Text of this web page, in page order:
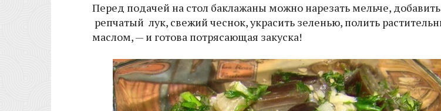
Перед подачей на стол баклажаны можно нарезать мельче, добавить
репчатый лук, свежий чеснок, украсить зеленью, полить
маслом, — и готова потрясающая закуска!